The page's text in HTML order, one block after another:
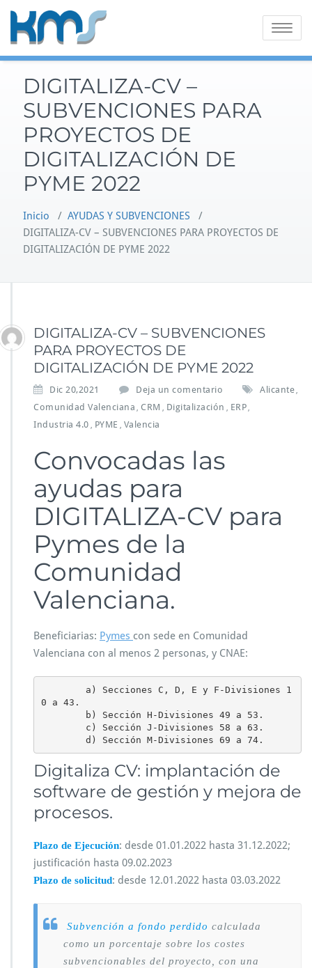
contenido
Alternar
DIGITALIZA-CV –
SUBVENCIONES PARA
PROYECTOS DE
DIGITALIZACIÓN DE
PYME 2022
Inicio / AYUDAS Y SUBVENCIONES /
DIGITALIZA-CV – SUBVENCIONES PARA PROYECTOS DE
DIGITALIZACIÓN DE PYME 2022
DIGITALIZA-CV – SUBVENCIONES
PARA PROYECTOS DE
DIGITALIZACIÓN DE PYME 2022
Dic 20,2021 Deja un comentario Alicante
Comunidad Valenciana CRM Digitalización ERP
Industria 4.0 PYME Valencia
Convocadas las
ayudas para
DIGITALIZA-CV para
Pymes de la
Comunidad
Valenciana.
Beneficiarias: Pymes con sede en Comunidad
Valenciana con al menos 2 personas, y CNAE:
0 a 43.
        d) Sección M-Divisiones 69 a 74.
Digitaliza CV: implantación de
software de gestión y mejora de
procesos.
Plazo de Ejecución: desde 01.01.2022 hasta 31.12.2022;
justificación hasta 09.02.2023
Plazo de solicitud: desde 12.01.2022 hasta 03.03.2022
Subvención a fondo perdido calculada
como un porcentaje sobre los costes
subvencionables del proyecto, con una